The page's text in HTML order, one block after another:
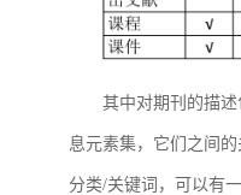
其中对期刊的描
息元素集，它们之间
分类/关键词，可以有